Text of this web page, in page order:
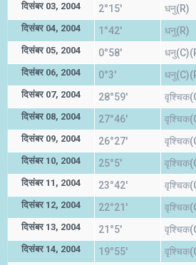
दिसंबर 03, 2004 2°15' धनु(R)
दिसंबर 04, 2004 1°42' धनु(R)
दिसंबर 05, 2004 0°58'
दिसंबर 06, 2004 0°3'
दिसंबर 07, 2004 28°59'
दिसंबर 08, 2004 27°46'
दिसंबर 09, 2004 26°27'
दिसंबर 10, 2004 25°5'
दिसंबर 11, 2004 23°42'
दिसंबर 12, 2004 22°21'
दिसंबर 13, 2004 21°5'
दिसंबर 14, 2004 19°55'